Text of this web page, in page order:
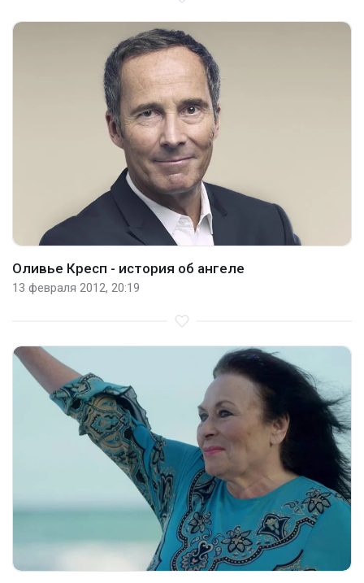
Оливье Кресп - история об ангеле
13 февраля 2012, 20:19